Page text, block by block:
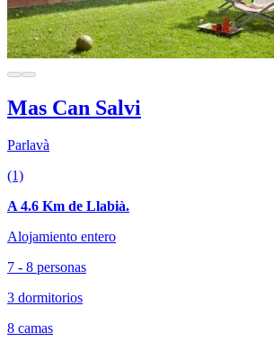
Mas Can Salvi
Parlavà
(1)
A 4.6 Km de Llabià.
Alojamiento entero
7 - 8 personas
3 dormitorios
8 camas